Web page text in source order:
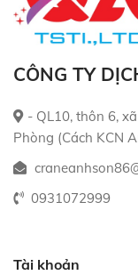
CÔNG TY
- QL10, thôn 6,
Phòng (Cách KCN
0931072999
Tài khoản